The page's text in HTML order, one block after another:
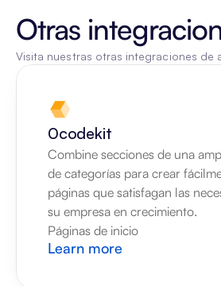
Otras
Visita nuestras otras integraciones de
0codekit
Combine secciones de una
de categorías para crear
páginas que satisfagan las
su empresa en crecimiento.
Páginas de inicio
Learn more